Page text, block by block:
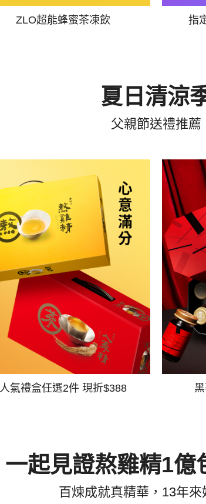
ZLO超能蜂蜜茶凍飲 指
夏日清涼
父親節送禮推薦
人氣禮盒任選2件 現折$388
一起見證熬雞精1億
百煉成就真精華，13年來